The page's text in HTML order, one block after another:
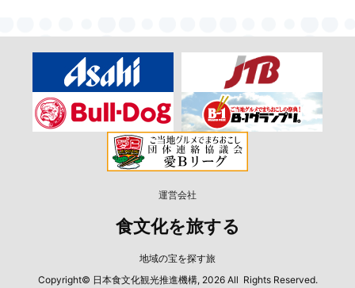
運営会社
食文化を旅する
地域の宝を探す旅
Copyright© 日本食文化観光推進機構, 2026 All Rights Reserved.